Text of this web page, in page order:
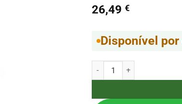
26,49 €
Disponível
Quantidade de Ventoinha